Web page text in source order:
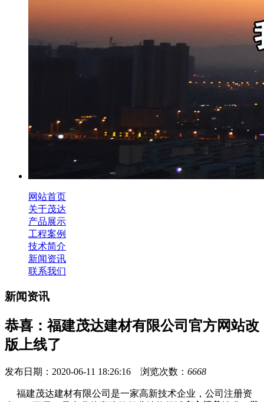
网站首页
关于茂达
产品展示
工程案例
技术简介
新闻资讯
联系我们
新闻资讯
恭喜：福建茂达建材有限公司官方网站改
版上线了
发布日期：2020-06-11 18:26:16 浏览次数： 6668
福建茂达建材有限公司是一家高新技术企业，公司注册资